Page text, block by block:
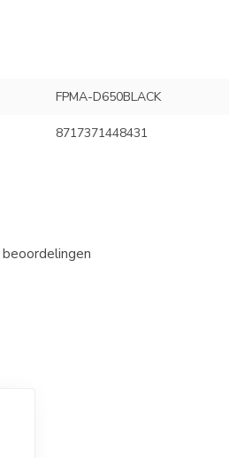
FPMA-D650BLACK
8717371448431
beoordelingen